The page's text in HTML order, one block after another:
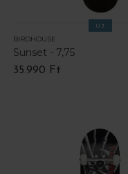
ÚJ
BIRDHOUSE
Sunset - 7,75
35.990 Ft